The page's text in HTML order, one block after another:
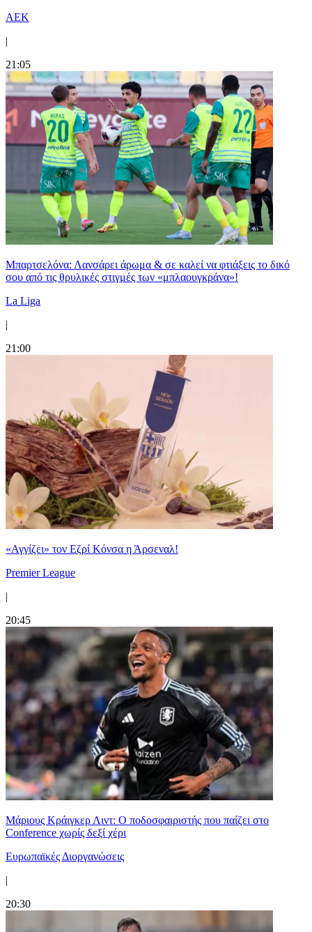
ΑΕΚ
|
21:05
Μπαρτσελόνα: Λανσάρει άρωμα & σε καλεί να φτιάξεις το δικό
σου από τις θρυλικές στιγμές των «μπλαουγκράνα»!
La Liga
|
21:00
«Αγγίζει» τον Εζρί Κόνσα η Άρσεναλ!
Premier League
|
20:45
Μάριους Κράιγκερ Λιντ: Ο ποδοσφαιριστής που παίζει στο
Conference χωρίς δεξί χέρι
Ευρωπαϊκές Διοργανώσεις
|
20:30